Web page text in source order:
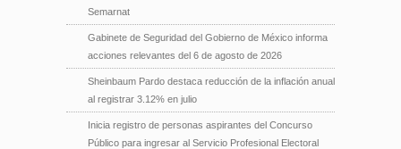
Semarnat
Gabinete de Seguridad del Gobierno de México informa
acciones relevantes del 6 de agosto de 2026
Sheinbaum Pardo destaca reducción de la inflación anual
al registrar 3.12% en julio
Inicia registro de personas aspirantes del Concurso
Público para ingresar al Servicio Profesional Electoral